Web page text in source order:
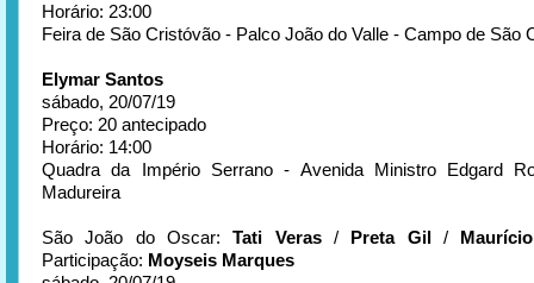
Horário: 23:00
Feira de São Cristóvão - Palco João do Valle - Campo de São
Elymar Santos
sábado, 20/07/19
Preço: 20 antecipado
Horário: 14:00
Quadra da Império Serrano - Avenida Ministro Edgard
Madureira
São João do Oscar:Tati Veras/ Preta Gil/
Participação: Moyseis Marques